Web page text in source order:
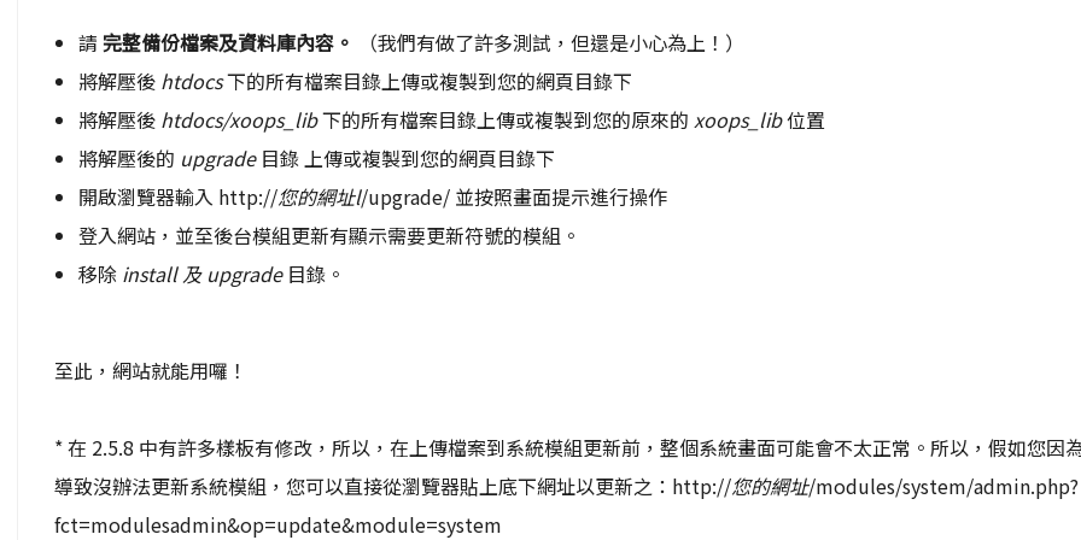
請 完整備份檔案及資料庫內容。
（我們有做了許多測試，但還是小心為上！）
將解壓後 htdocs下的所有檔案目錄上傳或複製到您的網頁目錄下
將解壓後 htdocs/xoops_lib下的所有檔案目錄上傳或複製到您的原來的 xoops_lib位置
將解壓後的 upgrade目錄 上傳或複製到您的網頁目錄下
開啟瀏覽器輸入 http://您的網址l/upgrade/ 並按照畫面提示進行操作
登入網站，並至後台模組更新有顯示需要更新符號的模組。
移除 install 及 upgrade目錄。
至此，網站就能用囉！
* 在 2.5.8 中有許多樣板有修改，所以，在上傳檔案到系統模組更新前，整個系統畫面可能會不太正常。所以，假如您因
導致沒辦法更新系統模組，您可以直接從瀏覽器貼上底下網址以更新之：http://您的網址/modules/system/admin.php?
fct=modulesadmin&op=update&module=system